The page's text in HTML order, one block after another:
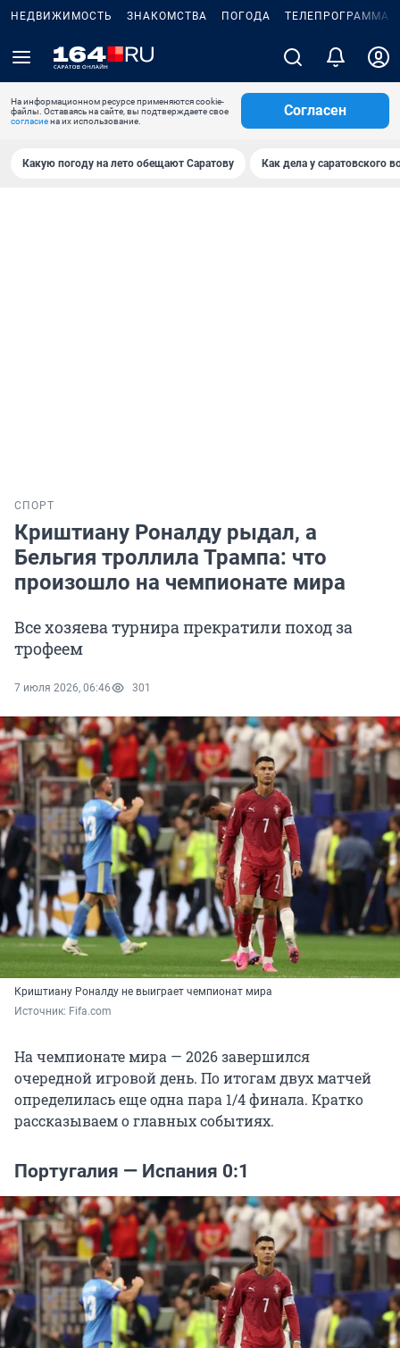
НЕДВИЖИМОСТЬ ЗНАКОМСТВА ПОГОДА ТЕЛЕПРОГРАММА
На информационном ресурсе применяются cookie-
файлы. Оставаясь на сайте, вы подтверждаете свое
согласиена их использование.
Согласен
Какую погоду на лето обещают Саратову Как дела у саратовского
СПОРТ
Криштиану Роналду рыдал, а
Бельгия троллила Трампа: что
произошло на чемпионате мира
Все хозяева турнира прекратили поход за
трофеем
7 июля 2026, 06:46 301
Криштиану Роналду не выиграет чемпионат мира
Источник: Fifa.com
На чемпионате мира — 2026 завершился
очередной игровой день. По итогам двух матчей
определилась еще одна пара 1/4 финала. Кратко
рассказываем о главных событиях.
Португалия — Испания 0:1